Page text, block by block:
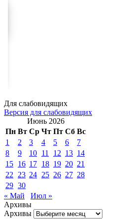
Для слабовидящих
Версия для слабовидящих
Июнь 2026
Пн Вт Ср Чт Пт Сб Вс
1
2 3 4 5 6
7
8
9 10 11 12 13 14
15 16 17 18 19 20 21
22
23 24 25 26 27 28
29 30
« Май
Июл »
Архивы
Архивы